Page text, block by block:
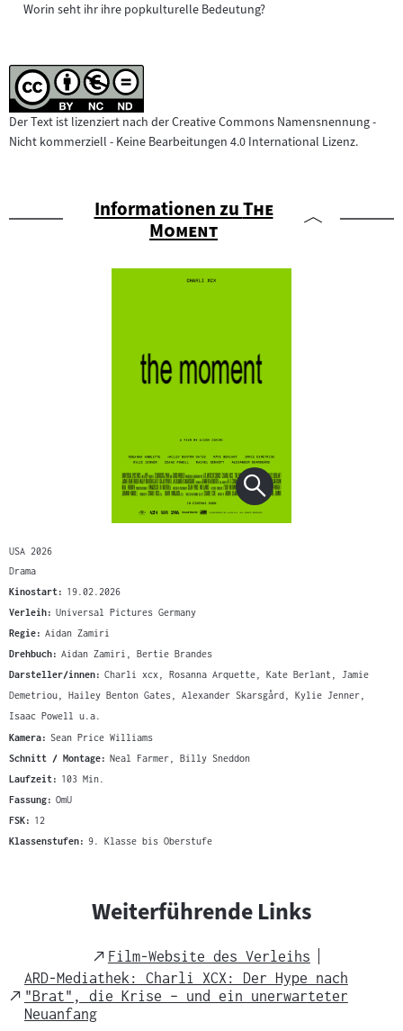
Worin seht ihr ihre popkulturelle Bedeutung?
Der Text ist lizenziert nach der Creative Commons Namensnennung -
Nicht kommerziell - Keine Bearbeitungen 4.0 International Lizenz.
Informationen zu"
The
Moment"
USA 2026
Drama
Kinostart: 19.02.2026
Verleih: Universal Pictures Germany
Regie: Aidan Zamiri
Drehbuch: Aidan Zamiri, Bertie Brandes
Darsteller/innen: Charli xcx, Rosanna Arquette, Kate Berlant, Jamie
Demetriou, Hailey Benton Gates, Alexander Skarsgård, Kylie Jenner,
Isaac Powell u.a.
Kamera: Sean Price Williams
Schnitt / Montage: Neal Farmer, Billy Sneddon
Laufzeit: 103 Min.
Fassung: OmU
FSK: 12
Klassenstufen: 9. Klasse bis Oberstufe
Weiterführende Links
External
Link
Film-Website des Verleihs
External
Link
ARD-Mediathek: Charli XCX: Der Hype nach
"Brat", die Krise – und ein unerwarteter
Neuanfang